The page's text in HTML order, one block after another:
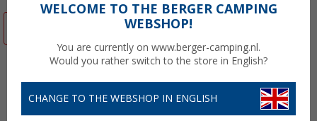
WELCOME TO THE BERGER CAMPING
WEBSHOP!
You are currently on www.berger-camping.nl.
Would you rather switch to the store in English?
CHANGE TO THE WEBSHOP IN ENGLISH